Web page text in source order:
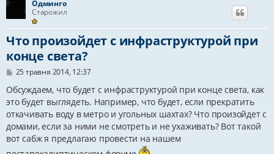
Одминго
Старожил
Что произойдет с инфраструктурой при
конце света?
П
в
д
о
м
л
е
25 травня 2014, 12:37
Обсуждаем, что будет с инфраструктурой при конце света, как
это будет выглядеть. Например, что будет, если прекратить
откачивать воду в метро и угольных шахтах? Что произойдет с
домами, если за ними не смотреть и не ухаживать? Вот такой
вот сабж я предлагаю провести на нашем